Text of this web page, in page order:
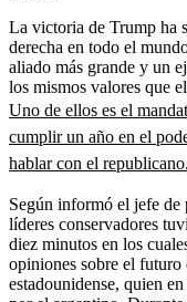
La victoria de Trump ha
derecha en todo el
aliado más grande y un
los mismos valores que
Uno de ellos es el
cumplir un año en el
hablar con el republicano.
Según informó el jefe de
líderes conservadores
diez minutos en los
opiniones sobre el futuro
estadounidense, quien